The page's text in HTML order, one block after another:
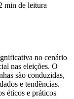
min de leitura
no cenário
nas eleições. O
são conduzidas,
e tendências.
éticos e práticos